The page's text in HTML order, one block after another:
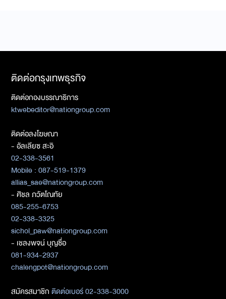
ติดต่อกรุงเทพธุรกิจ
ติดต่อกองบรรณาธิการ
ktwebeditor@nationgroup.com
ติดต่อลงโฆษณา
- อัลเลียซ สะอิ
02-338-3561
Mobile : 087-519-1379
allias_sae@nationgroup.com
- ศิชล ภวัตโณทัย
085-255-6753
02-338-3325
sichol_paw@nationgroup.com
- เชลงพจน์ บุญซื่อ
081-934-2937
chalengpot@nationgroup.com
สมัครสมาชิกติดต่อเบอร์ 02-338-3000